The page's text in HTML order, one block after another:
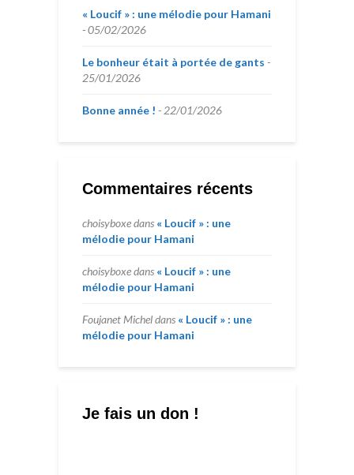
« Loucif » : une mélodie pour Hamani
05/02/2026
Le bonheur était à portée de gants
25/01/2026
Bonne année ! 22/01/2026
Commentaires récents
choisyboxedans « Loucif » : une
mélodie pour Hamani
choisyboxedans « Loucif » : une
mélodie pour Hamani
Foujanet Micheldans « Loucif » : une
mélodie pour Hamani
Je fais un don !